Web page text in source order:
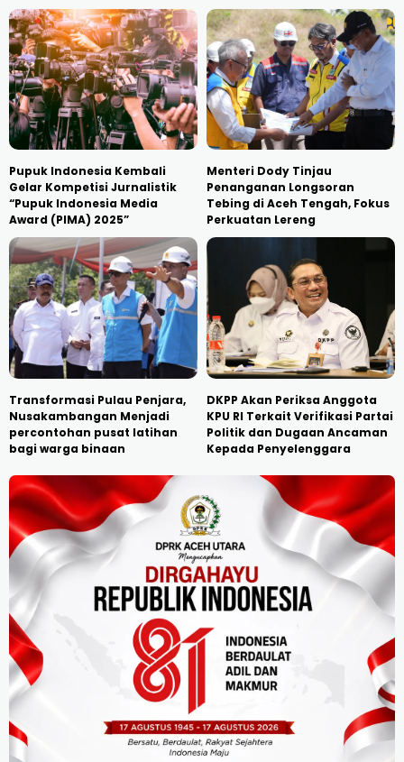
Pupuk Indonesia Kembali
Gelar Kompetisi Jurnalistik
“Pupuk Indonesia Media
Award (PIMA) 2025”
Menteri Dody Tinjau
Penanganan Longsoran
Tebing di Aceh Tengah, Fokus
Perkuatan Lereng
Transformasi Pulau Penjara,
Nusakambangan Menjadi
percontohan pusat latihan
bagi warga binaan
DKPP Akan Periksa Anggota
KPU RI Terkait Verifikasi Partai
Politik dan Dugaan Ancaman
Kepada Penyelenggara